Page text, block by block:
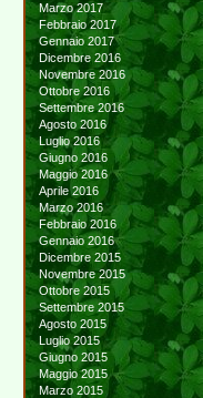
Marzo 2017
Febbraio 2017
Gennaio 2017
Dicembre 2016
Novembre 2016
Ottobre 2016
Settembre 2016
Agosto 2016
Luglio 2016
Giugno 2016
Maggio 2016
Aprile 2016
Marzo 2016
Febbraio 2016
Gennaio 2016
Dicembre 2015
Novembre 2015
Ottobre 2015
Settembre 2015
Agosto 2015
Luglio 2015
Giugno 2015
Maggio 2015
Marzo 2015